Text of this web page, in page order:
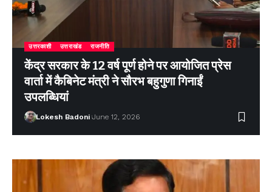
उत्तरकाशी उत्तराखंड राजनीति
केंद्र सरकार के 12 वर्ष पूर्ण होने पर आयोजित प्रेस
वार्ता में कैबिनेट मंत्री ने सौरभ बहुगुणा गिनाईं
उपलब्धियां
Lokesh Badoni June 12, 2026